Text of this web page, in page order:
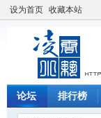
设为首页 收藏本站
论坛 排行榜